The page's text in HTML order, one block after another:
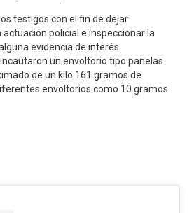
testigos con el fin de dejar
policial e inspeccionar la
evidencia de interés
un envoltorio tipo panelas
de un kilo 161 gramos de
envoltorios como 10 gramos